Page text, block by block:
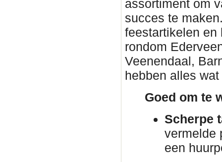
assortiment om
succes te
feestartikelen en
rondom
Veenendaal,
hebben alles
Goed om te
Scherpe
vermelde
een